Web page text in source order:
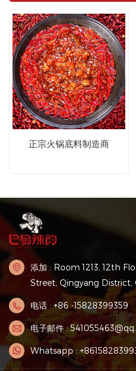
正宗火锅底料制造商
添加 : Room 1213, 12th
Street, Qingyang District,
电话 : +86 -15828399359
电子邮件 :
Whatsapp :